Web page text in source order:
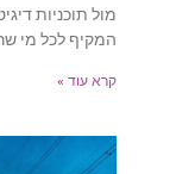
מול תוכניות
המקיף לכל מי
קרא עוד »